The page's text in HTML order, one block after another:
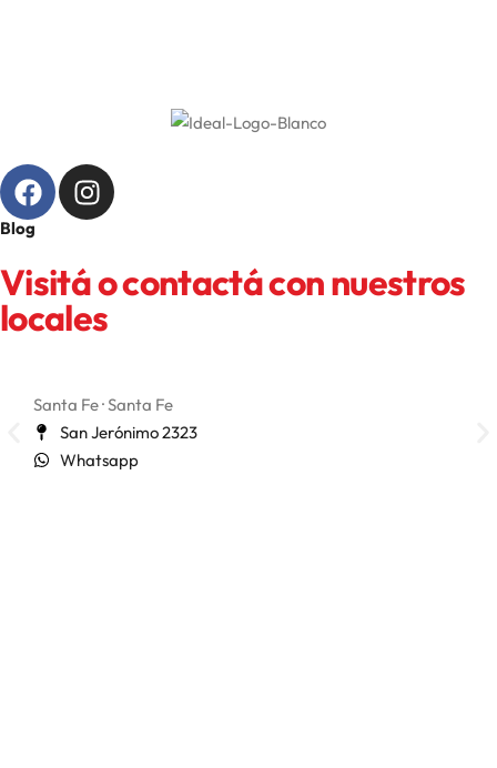
Blog
Visitá o contactá con nuestros
locales
Santa Fe · Santa Fe
San Jerónimo 2323
Whatsapp